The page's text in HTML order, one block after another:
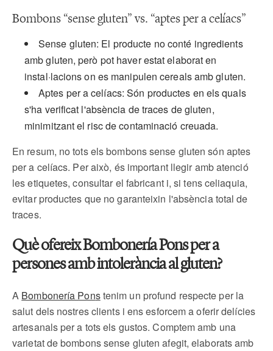
Bombons “sense gluten” vs. “aptes per a celíacs”
Sense gluten: El producte no conté ingredients
amb gluten, però pot haver estat elaborat en
instal·lacions on es manipulen cereals amb gluten.
Aptes per a celíacs: Són productes en els quals
s'ha verificat l'absència de traces de gluten,
minimitzant el risc de contaminació creuada.
En resum, no tots els bombons sense gluten són aptes
per a celíacs. Per això, és important llegir amb atenció
les etiquetes, consultar el fabricant i, si tens celiaquia,
evitar productes que no garanteixin l'absència total de
traces.
Què ofereix Bombonería Pons per a
persones amb intolerància al gluten?
A Bombonería Ponstenim un profund respecte per la
salut dels nostres clients i ens esforcem a oferir delícies
artesanals per a tots els gustos. Comptem amb una
varietat de bombons sense gluten afegit, elaborats amb